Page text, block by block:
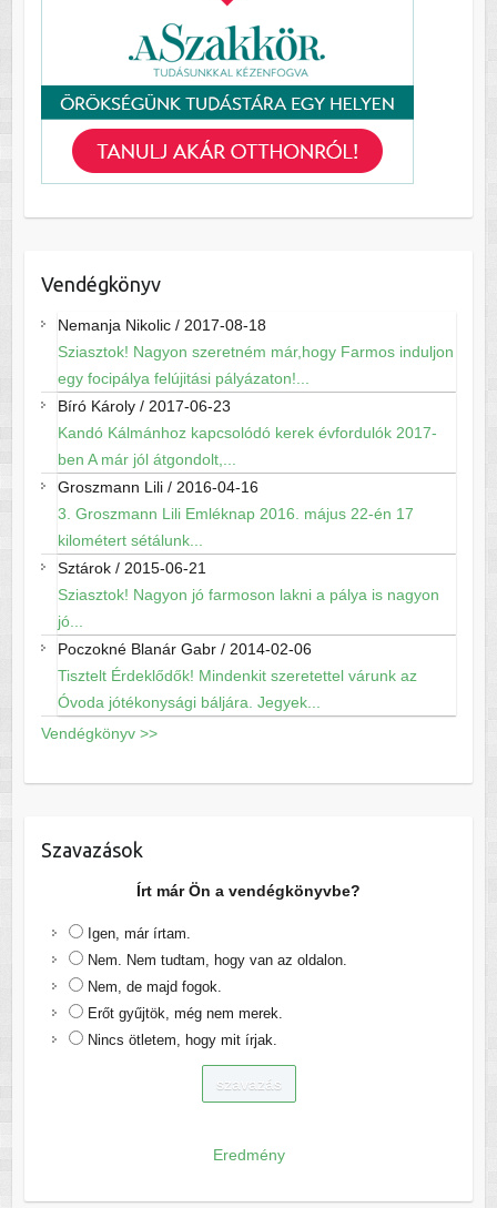
Vendégkönyv
Nemanja Nikolic/ 2017-08-18
Sziasztok! Nagyon szeretném már,hogy Farmos induljon
egy focipálya felújitási pályázaton!...
Bíró Károly/ 2017-06-23
Kandó Kálmánhoz kapcsolódó kerek évfordulók 2017-
ben A már jól átgondolt,...
Groszmann Lili/ 2016-04-16
3. Groszmann Lili Emléknap 2016. május 22-én 17
kilométert sétálunk...
Sztárok/ 2015-06-21
Sziasztok! Nagyon jó farmoson lakni a pálya is nagyon
jó...
Poczokné Blanár Gabr/ 2014-02-06
Tisztelt Érdeklődők! Mindenkit szeretettel várunk az
Óvoda jótékonysági báljára. Jegyek...
Vendégkönyv >>
Szavazások
Írt már Ön a vendégkönyvbe?
Igen, már írtam.
Nem. Nem tudtam, hogy van az oldalon.
Nem, de majd fogok.
Erőt gyűjtök, még nem merek.
Nincs ötletem, hogy mit írjak.
Eredmény